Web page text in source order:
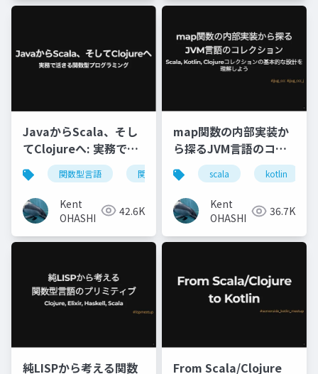
JavaからScala、そし
てClojureへ: 実務で活
きる関数型プログラミ
ング
関数型言語 関数型プログラミング java
Kent
OHASHI
42.6K
map関数の内部実装か
ら探るJVM言語のコレ
クション: Scala,
Kotlin, Clojureコレク
ションの基本的な設計
を理解しよう
scala kotlin
Kent
OHASHI
36.7K
純LISPから考える関数
From Scala/Clojure